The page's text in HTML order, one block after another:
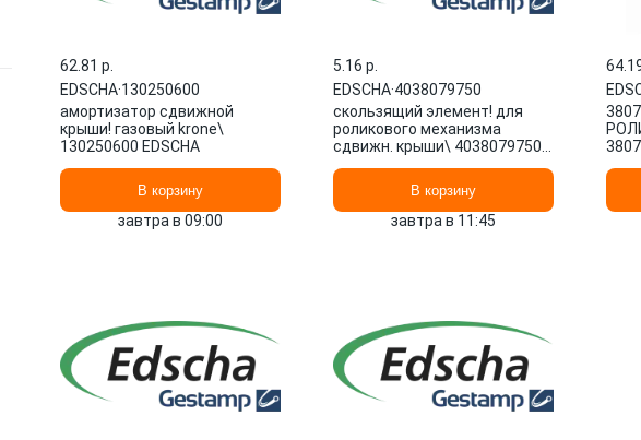
62.81 p.
EDSCHA·130250600
амортизатор сдвижной
крыши! газовый krone\
130250600 EDSCHA
В корзину
завтра в 09:00
5.16 p.
EDSCHA·4038079750
скользящий элемент! для
роликового механизма
сдвижн. крыши\ 4038079750
В корзину
завтра в 11:45